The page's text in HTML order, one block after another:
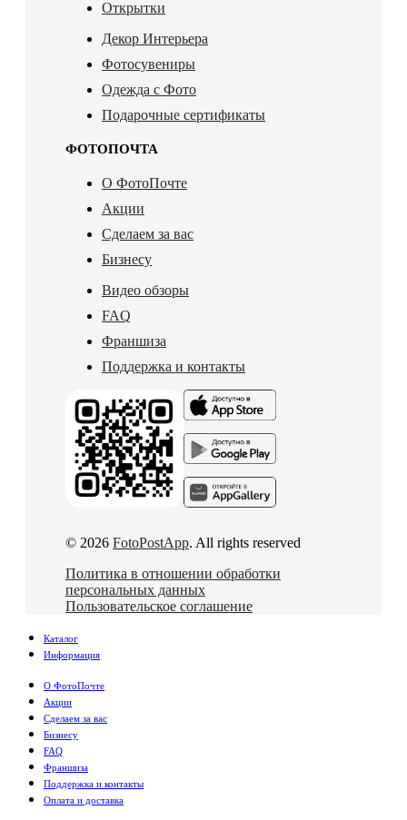
Открытки
Декор Интерьера
Фотосувениры
Одежда с Фото
Подарочные сертификаты
ФОТОПОЧТА
О ФотоПочте
Акции
Сделаем за вас
Бизнесу
Видео обзоры
FAQ
Франшиза
Поддержка и контакты
© 2026 FotoPostApp. All rights reserved
Политика в отношении обработки
персональных данных
Пользовательское соглашение
Каталог
Информация
О ФотоПочте
Акции
Сделаем за вас
Бизнесу
FAQ
Франшиза
Поддержка и контакты
Оплата и доставка